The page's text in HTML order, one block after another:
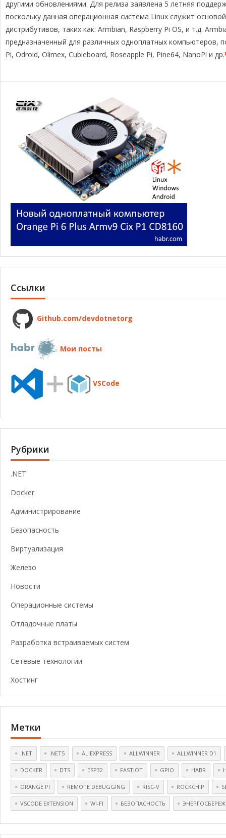
g
r
a
m
b
o
o
k
a
d
s
L
i
n
k
а
в
и
т
ь
другими обновлениями. Для релиза заявлена 5 летняя
поскольку данная операционная система Linux служит
дистрибутивов, таких как: Armbian, Raspberry Pi OS, и т.д.
предназначенный для различных одноплатных компьютеров,
Pi, Odroid, Olimex, Cubieboard, Roseapple Pi, Pine64, NanoPi и др.
Ссылки
Github.com/devdotnetorg
Мои посты
VSCode
Рубрики
.NET
Docker
Администрирование
Безопасность
Виртуализация
Железо
Новости
Операционные системы
Отладочные платы
Разработка встраиваемых систем
Сетевые технологии
Хостинг
Метки
.NET .NET5 ALIEXPRESS ALLWINNER ALLWINNER D1
DOCKER DTS ESP32 FASTIOT GPIO HABR
ORANGE PI REMOTE DEBUGGING RISC-V ROCKCHIP
VSCODE EXTENSION WI-FI БЕЗОПАСНОСТЬ